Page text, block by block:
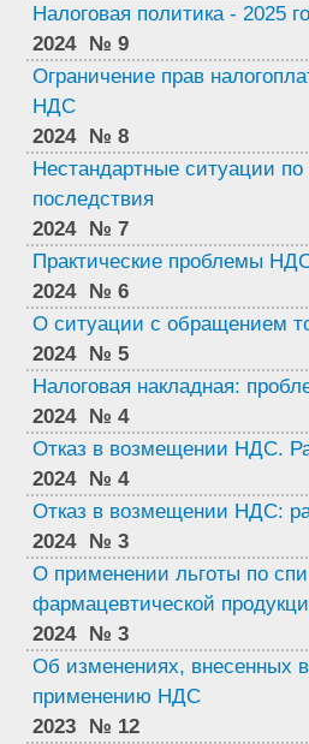
Налоговая политика - 2025
2024 № 9
Ограничение прав
НДС
2024 № 8
Нестандартные ситуации
последствия
2024 № 7
Практические проблемы
2024 № 6
О ситуации с обращением
2024 № 5
Налоговая накладная:
2024 № 4
Отказ в возмещении НДС.
2024 № 4
Отказ в возмещении НДС:
2024 № 3
О применении льготы по
фармацевтической
2024 № 3
Об изменениях, внесенных
применению НДС
2023 № 12